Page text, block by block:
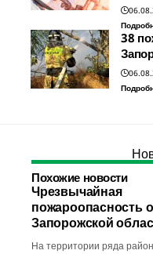
38
Похожие новости
Чрезвычайная
пожароопасность
Запорожской
На территории ряда